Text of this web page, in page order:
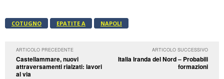
COTUGNO EPATITE A NAPOLI
ARTICOLO PRECEDENTE
Castellammare, nuovi
attraversamenti rialzati: lavori
al via
ARTICOLO SUCCESSIVO
Italia Iranda del Nord – Probabili
formazioni